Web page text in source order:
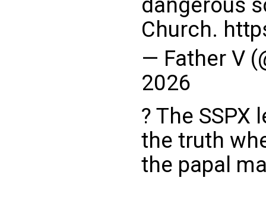
Church.
— Father V
2026
? The
the truth
the papal